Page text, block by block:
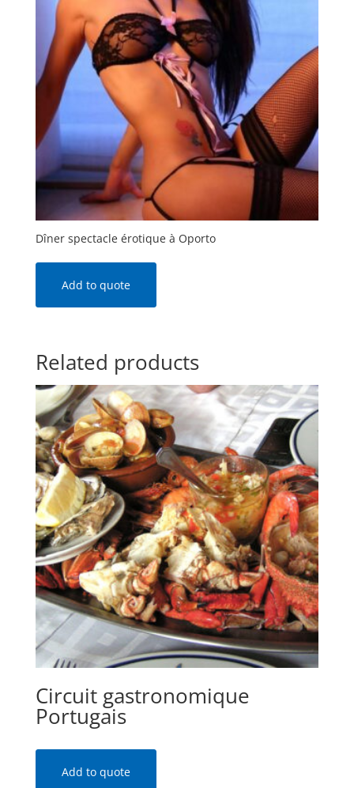
Dîner spectacle érotique à Oporto
Add to quote
Related products
Circuit gastronomique
Portugais
Add to quote